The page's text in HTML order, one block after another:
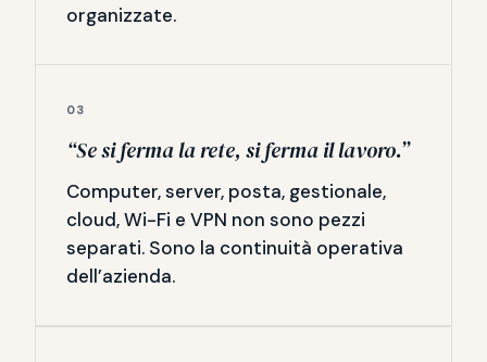
organizzate.
03
“Se si ferma la rete, si ferma il lavoro.”
Computer, server, posta, gestionale,
cloud, Wi-Fi e VPN non sono pezzi
separati. Sono la continuità operativa
dell’azienda.